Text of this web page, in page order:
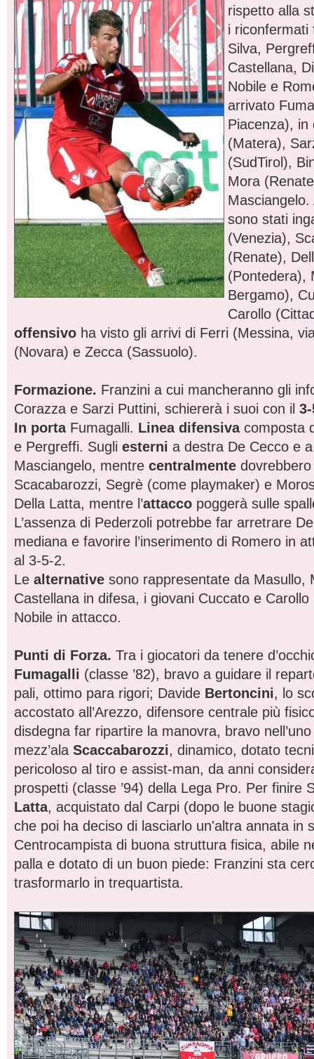
rispetto alla
i riconfermati
Silva,
Castellana,
Nobile e
arrivato
Piacenza), in
(Matera),
(SudTirol),
Mora
sono stati
(Venezia),
(Renate),
(Pontedera),
Bergamo),
Carollo
offensivo ha visto gli arrivi di Ferri (Messina,
(Novara) e Zecca (Sassuolo).
Formazione. Franzini a cui mancheranno gli
Corazza e Sarzi Puttini, schiererà i suoi con il
In portaFumagalli. Linea difensivacomposta
e Pergreffi. Sugli esterni a destra De Cecco e
Masciangelo, mentre centralmente
Scacabarozzi, Segrè (come playmaker) e
Della Latta, mentre l’attacco poggerà sulle
L’assenza di Pederzoli potrebbe far arretrare
mediana e favorire l’inserimento di Romero in
al 3-5-2.
Le alternative sono rappresentate da Masullo,
Castellana in difesa, i giovani Cuccato e
Nobile in attacco.
Punti di Forza. Tra i giocatori da tenere
Fumagalli (classe ’82), bravo a guidare il
pali, ottimo para rigori; Davide Bertoncini, lo
accostato all’Arezzo, difensore centrale più
disdegna far ripartire la manovra, bravo
mezz’ala Scaccabarozzi, dinamico, dotato
pericoloso al tiro e assist-man, da anni
prospetti (classe ’94) della Lega Pro. Per finire
Latta, acquistato dal Carpi (dopo le buone
che poi ha deciso di lasciarlo un'altra annata in
Centrocampista di buona struttura fisica, abile
palla e dotato di un buon piede: Franzini sta
trasformarlo in trequartista.